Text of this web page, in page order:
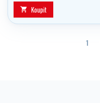
 Koupit
1